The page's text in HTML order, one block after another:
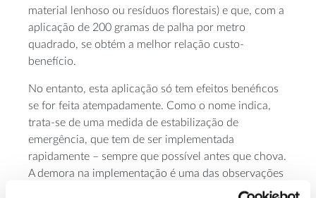
material lenhoso ou resíduos florestais) e que, com a
aplicação de 200 gramas de palha por metro
quadrado, se obtém a melhor relação custo-
benefício.
No entanto, esta aplicação só tem efeitos benéficos
se for feita atempadamente. Como o nome indica,
trata-se de uma medida de estabilização de
emergência, que tem de ser implementada
rapidamente – sempre que possível antes que chova.
A demora na implementação é uma das observações
2022 Portugal Wildfires – Burned Area